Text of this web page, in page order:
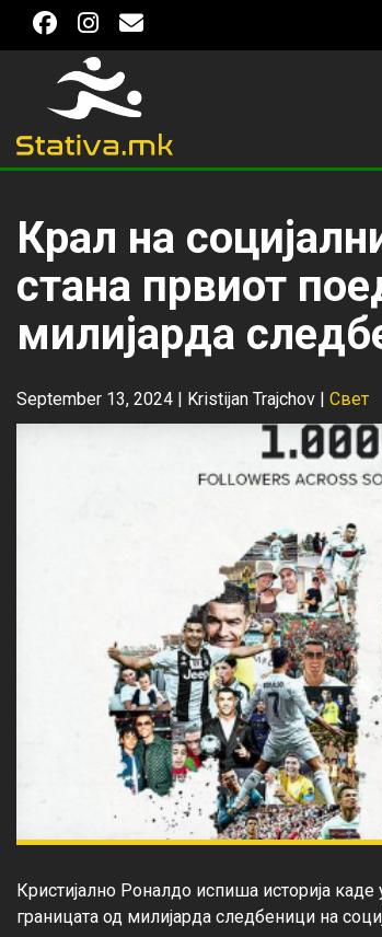
Крал на
стана првиот
милијарда
September 13, 2024 | Kristijan Trajchov | Свет
Кристијално Роналдо испиша историја
границата од милијарда следбеници на